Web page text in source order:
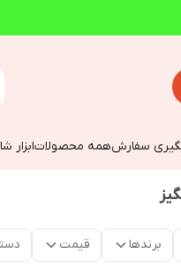
سفارشهمه محصولاتابزار
برندها قیمت